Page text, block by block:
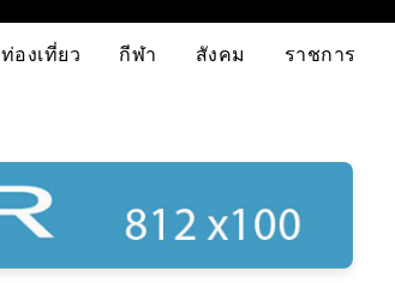
ท่องเที่ยว กีฬา สังคม ราชการ